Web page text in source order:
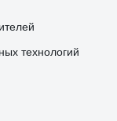
технологий